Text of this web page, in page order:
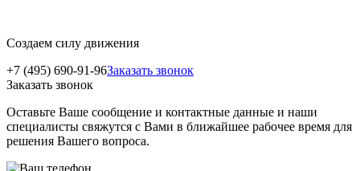
Создаем силу движения
+7 (495) 690-91-96Заказать звонок
Заказать звонок
Оставьте Ваше сообщение и контактные данные и наши
специалисты свяжутся с Вами в ближайшее рабочее время для
решения Вашего вопроса.